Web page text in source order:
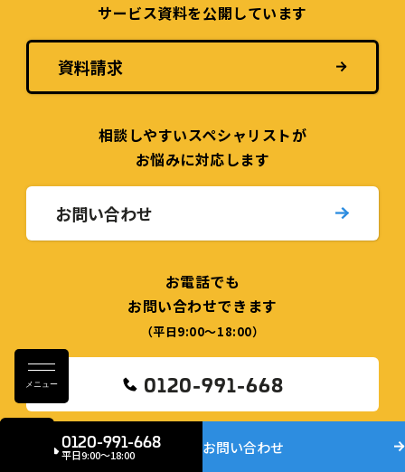
メニュー
サービス資料を公開しています
資料請求
相談しやすいスペシャリストが
お悩みに対応します
お問い合わせ
お電話でも
お問い合わせできます
（平日9:00〜18:00）
0120-991-668
0120-991-668
平日9:00〜18:00 お問い合わせ